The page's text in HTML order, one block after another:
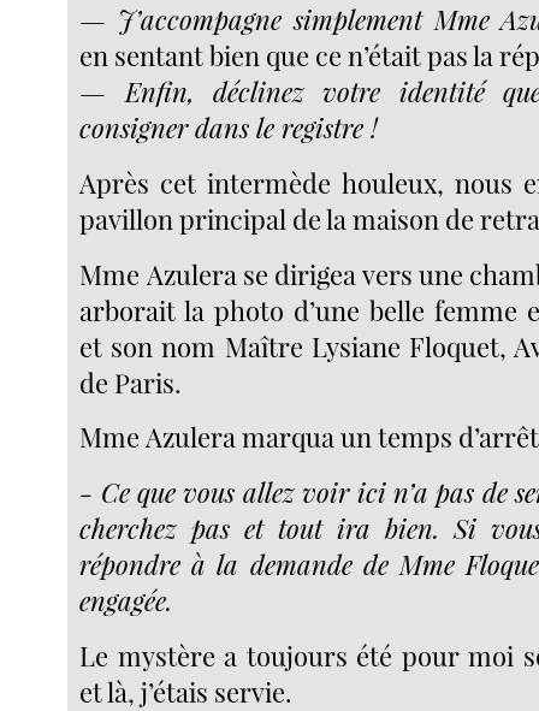
— J’accompagne simplement Mme
en sentant bien que ce n’était pas la
— Enfin, déclinez votre identité
consigner dans le registre !
Après cet intermède houleux, nous
pavillon principal de la maison de
Mme Azulera se dirigea vers une
arborait la photo d’une belle femme
et son nom Maître Lysiane Floquet,
de Paris.
Mme Azulera marqua un temps
- Ce que vous allez voir ici n’a pas de
cherchez pas et tout ira bien. Si
répondre à la demande de Mme
engagée.
Le mystère a toujours été pour moi
et là, j’étais servie.